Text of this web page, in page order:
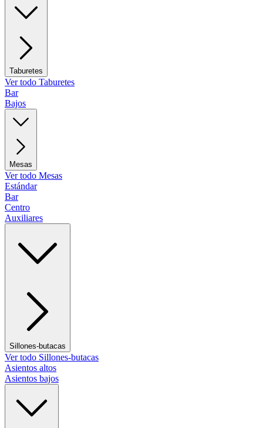
Taburetes
Ver todo Taburetes
Bar
Bajos
Mesas
Ver todo Mesas
Estándar
Bar
Centro
Auxiliares
Sillones-butacas
Ver todo Sillones-butacas
Asientos altos
Asientos bajos